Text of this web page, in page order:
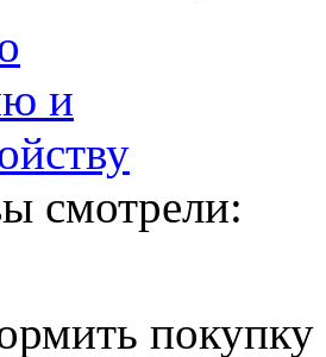
смотрели:
покупку